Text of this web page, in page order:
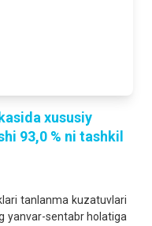
nisbatan foizda
nisbatan foizda
xususiy
93,0 % ni tashkil
tanlanma kuzatuvlari
yanvar-sentabr holatiga